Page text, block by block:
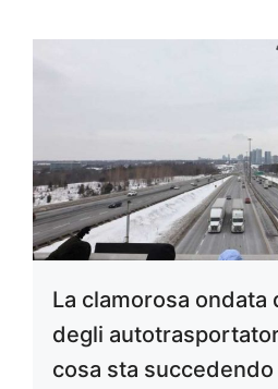
La clamorosa ondata
degli
cosa sta succedendo